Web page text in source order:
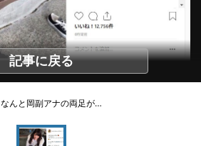
記事に戻る
なんと岡副アナの両足が…